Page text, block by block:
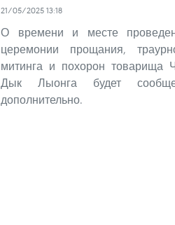
21/05/2025 13:18
О времени и месте
церемонии прощания,
митинга и похорон товарища
Дык Лыонга будет
дополнительно.